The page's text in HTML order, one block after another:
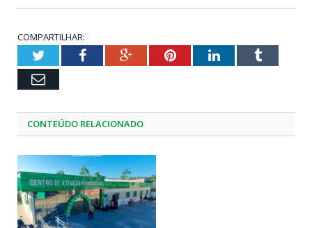
COMPARTILHAR:
TwitterFacebookGoogle+PinterestLinkedInTumblr
Email
CONTEÚDO RELACIONADO